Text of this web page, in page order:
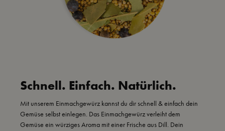
Schnell. Einfach. Natürlich.
Mit unserem Einmachgewürz kannst du dir schnell & einfach dein
Gemüse selbst einlegen. Das Einmachgewürz verleiht dem
Gemüse ein würziges Aroma mit einer Frische aus Dill. Dein